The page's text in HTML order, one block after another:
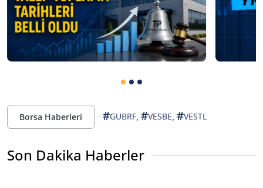
Borsa Haberleri #GUBRF, #VESBE, #VESTL
Son Dakika Haberler